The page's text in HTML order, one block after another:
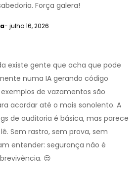
Força galera!
- julho 16, 2026
existe gente que acha que pode
numa IA gerando código
de vazamentos são
acordar até o mais sonolento. A
de auditoria é básica, mas parece
Sem rastro, sem prova, sem
entender: segurança não é
😒